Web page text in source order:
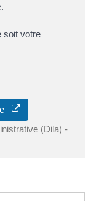
soit votre
(Dila) -